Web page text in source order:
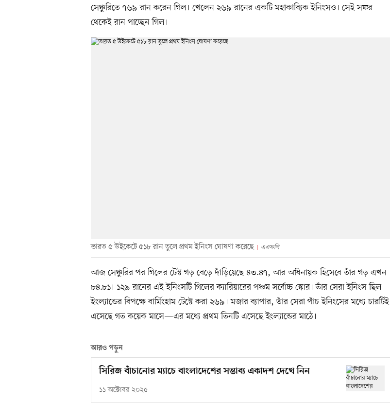
সেঞ্চুরিতে ৭৬৯ রান করেন গিল। খেলেন ২৬৯ রানের একটি মহাকাব্যিক ইনিংসও। সেই সফর
থেকেই রান পাচ্ছেন গিল।
ভারত ৫ উইকেটে ৫১৮ রান তুলে প্রথম ইনিংস ঘোষণা করেছে এএফপি
আজ সেঞ্চুরির পর গিলের টেস্ট গড় বেড়ে দাঁড়িয়েছে ৪৩.৪৭, আর অধিনায়ক হিসেবে তাঁর গড় এখন
৮৪.৮১। ১২৯ রানের এই ইনিংসটি গিলের ক্যারিয়ারের পঞ্চম সর্বোচ্চ স্কোর। তাঁর সেরা ইনিংস ছিল
ইংল্যান্ডের বিপক্ষে বার্মিংহাম টেস্টে করা ২৬৯। মজার ব্যাপার, তাঁর সেরা পাঁচ ইনিংসের মধ্যে চারটিই
এসেছে গত কয়েক মাসে—এর মধ্যে প্রথম তিনটি এসেছে ইংল্যান্ডের মাঠে।
আরও পড়ুন
সিরিজ বাঁচানোর ম্যাচে বাংলাদেশের সম্ভাব্য একাদশ দেখে নিন
১১ অক্টোবর ২০২৫